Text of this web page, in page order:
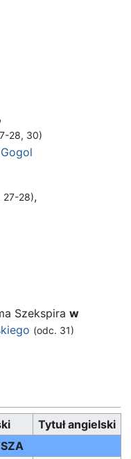
,
28, 30)
27-28),
Szekspira w
(odc. 31)
Tytuł angielski